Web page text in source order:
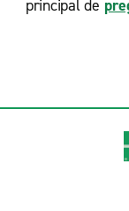
principal de